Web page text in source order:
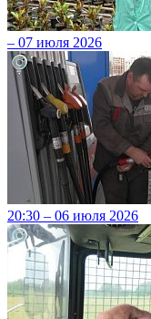
– 07 июля 2026
20:30 – 06 июля 2026